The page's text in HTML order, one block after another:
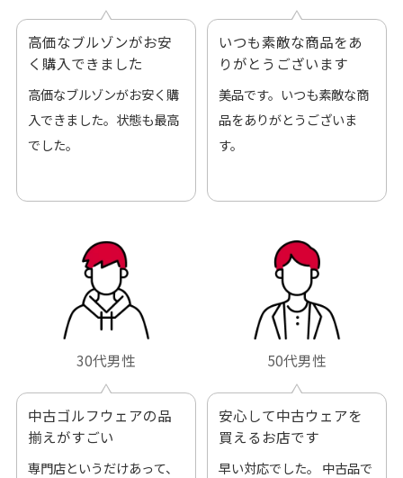
高価なブルゾンがお安
く購入できました
高価なブルゾンがお安く購
入できました。状態も最高
でした。
いつも素敵な商品をあ
りがとうございます
美品です。いつも素敵な商
品をありがとうございま
す。
30代男性
中古ゴルフウェアの品
揃えがすごい
専門店というだけあって、
50代男性
安心して中古ウェアを
買えるお店です
早い対応でした。 中古品で